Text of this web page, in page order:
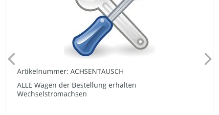
Artikelnummer: ACHSENTAUSCH
ALLE Wagen der Bestellung erhalten
Wechselstromachsen